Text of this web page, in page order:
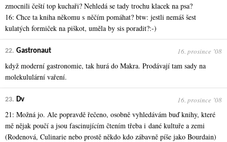
zmocnili čeští top kuchaři? Nehledá se tady trochu klacek na psa?
16: Chce ta kniha někomu s něčím pomáhat? btw: jestli nemáš šest
kulatých formiček na piškot, uměla by sis poradit?:-)
22. Gastronaut 16. prosince ʼ08
když moderní gastronomie, tak hurá do Makra. Prodávají tam sady na
molekululární vaření.
23. Dv 16. prosince ʼ08
21: Možná jo. Ale popravdě řečeno, osobně vyhledávám buď knihy, které
mě nějak poučí a jsou fascinujícím čtením třeba i dané kultuře a zemi
(Rodenová, Culinarie nebo prostě někdo kdo zábavně píše jako Bourdain)